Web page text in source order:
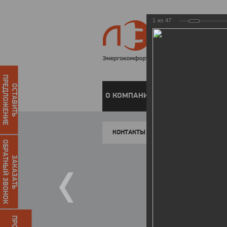
О КОМПАНИИ
КОНТАКТЫ
ОСТАВИТЬ
ПРЕДЛОЖЕНИЕ
ЗАКАЗАТЬ
ОБРАТНЫЙ ЗВОНОК
1 из 47